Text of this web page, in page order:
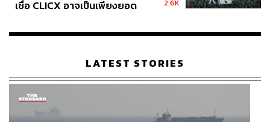
มาซาลา ก่อนนำมาย่างบนเตาถ่าน เป็นหนึ่งในไฮไลต์ที่ไม่
คนไทย ไก่ทันดูรีจึงโดดเด่นด้วยรสชาติที่จัดกว่าไก่ทันดูรีแบบ
ชุ่มหรือไม่แห้งจนเกินไป มาพร้อมน้ำจิ้มให้รับประทานคู่กัน
เชื่อ CLICX อาจเป็นเพียงยอด
เรือนไทยที่ถูกซุกไว้
2.6K
LATEST STORIES